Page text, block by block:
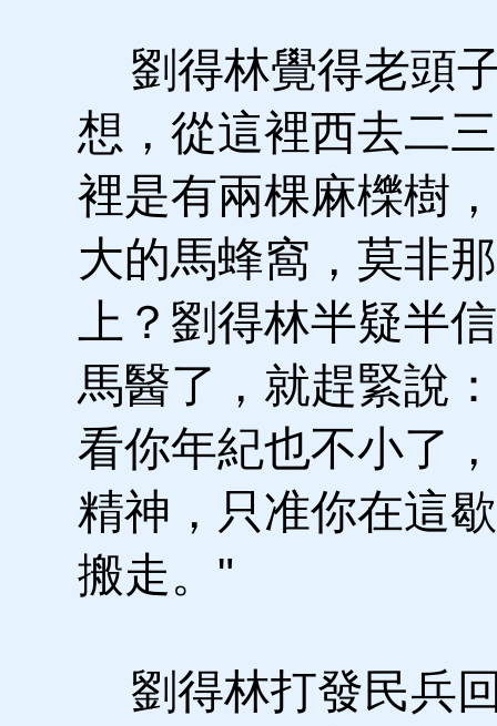
劉得林覺得老頭
想，從這裡西去二
裡是有兩棵麻櫟樹
大的馬蜂窩，莫非
上？劉得林半疑半
馬醫了，就趕緊說
看你年紀也不小了
精神，只准你在這
搬走。"
劉得林打發民兵